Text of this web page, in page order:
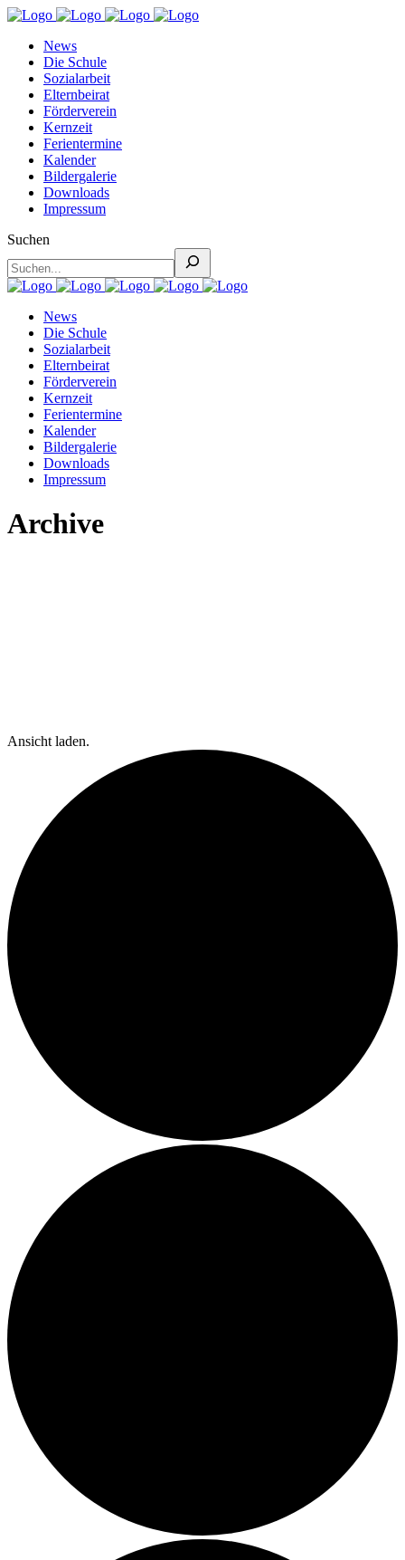
News
Die Schule
Sozialarbeit
Elternbeirat
Förderverein
Kernzeit
Ferientermine
Kalender
Bildergalerie
Downloads
Impressum
Suchen
News
Die Schule
Sozialarbeit
Elternbeirat
Förderverein
Kernzeit
Ferientermine
Kalender
Bildergalerie
Downloads
Impressum
Archive
Ansicht laden.